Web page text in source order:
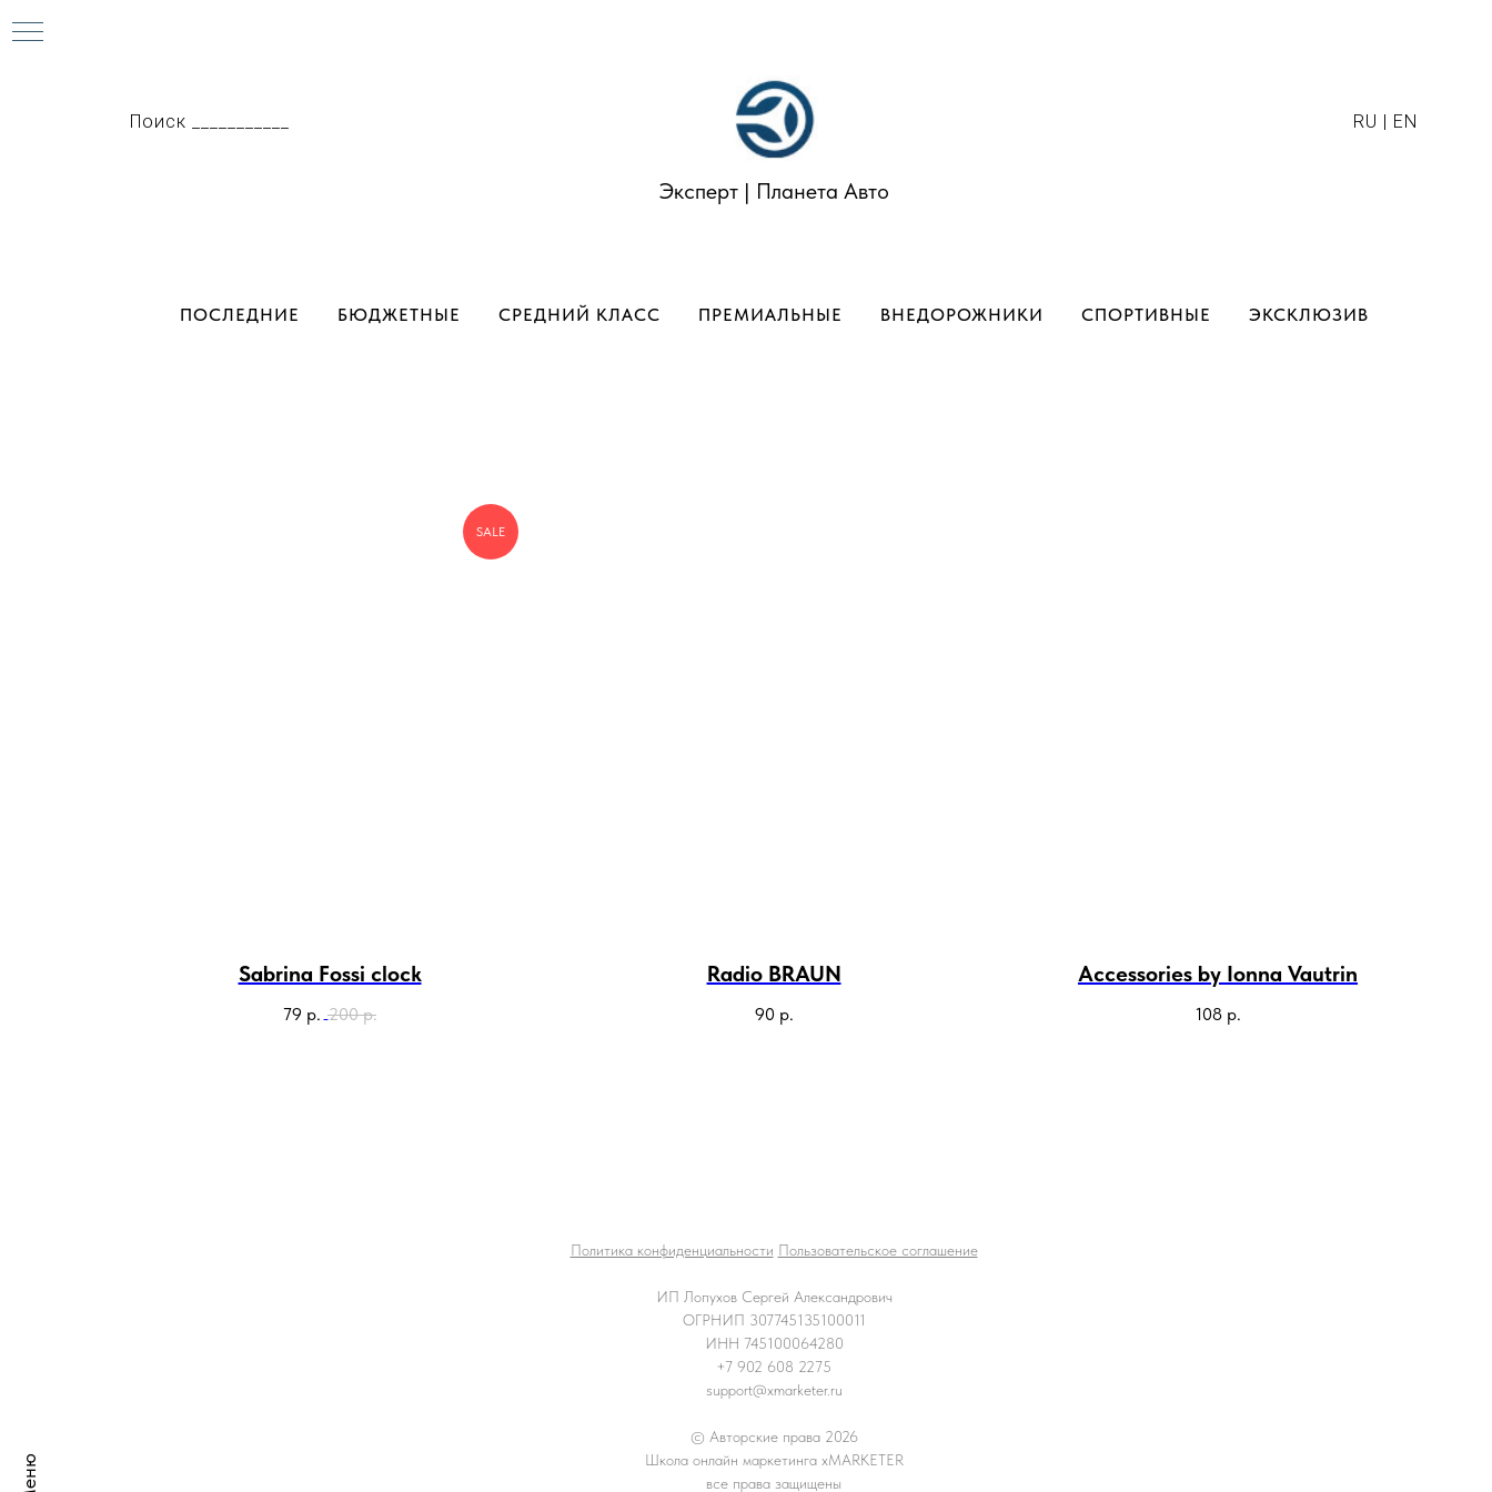
Меню
Поиск ___________ RU | EN
Эксперт | Планета Авто
ПОСЛЕДНИЕ БЮДЖЕТНЫЕ СРЕДНИЙ КЛАСС ПРЕМИАЛЬНЫЕ ВНЕДОРОЖНИКИ СПОРТИВНЫЕ ЭКСКЛЮЗИВ
SALE
Sabrina Fossi clock
79 р. 200 р.
Radio BRAUN
90 р.
Accessories by Ionna Vautrin
108 р.
Политика конфиденциальности Пользовательское соглашение
ИП Лопухов Сергей Александрович
ОГРНИП 307745135100011
ИНН 745100064280
+7 902 608 2275
support@xmarketer.ru
© Авторские права 2026
Школа онлайн маркетинга xMARKETER
все права защищены